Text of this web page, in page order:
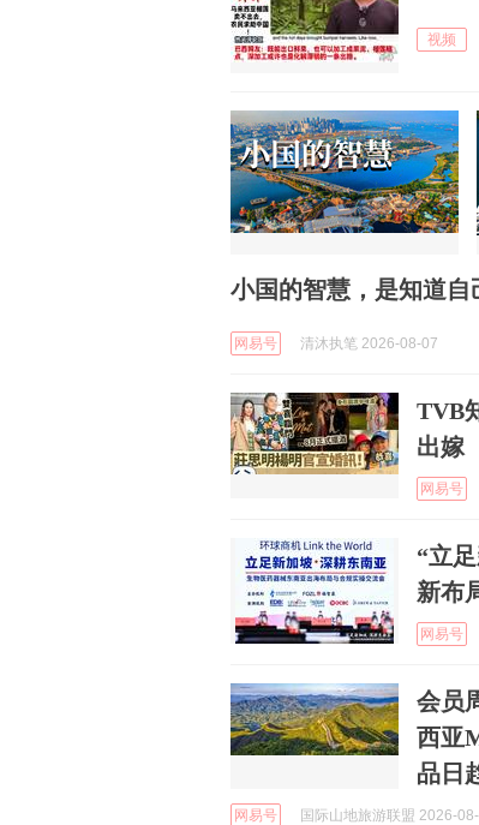
视频
小国的智慧，是知道自
网易号 清沐执笔 2026-08-07
TVB
出嫁
网易号
“立
新布
网易号
会员
西亚
品日
网易号 国际山地旅游联盟 2026-